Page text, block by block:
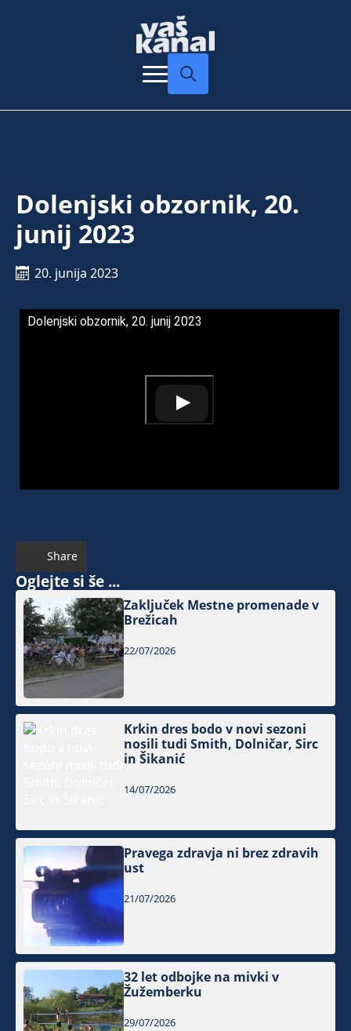
Dolenjski obzornik, 20.
junij 2023
20. junija 2023
Dolenjski obzornik, 20. junij 2023
Share
Oglejte si še ...
Zaključek Mestne promenade v
Brežicah
22/07/2026
Krkin dres bodo v novi sezoni
nosili tudi Smith, Dolničar, Sirc
in Šikanić
14/07/2026
Pravega zdravja ni brez zdravih
ust
21/07/2026
32 let odbojke na mivki v
Žužemberku
29/07/2026